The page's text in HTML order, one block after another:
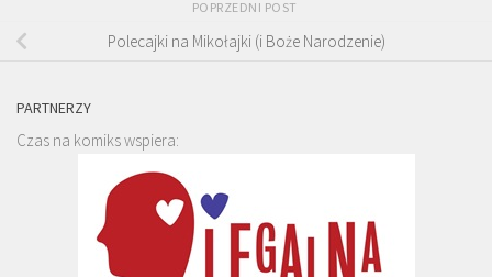
POPRZEDNI POST
Polecajki na Mikołajki (i Boże Narodzenie)
PARTNERZY
Czas na komiks wspiera: